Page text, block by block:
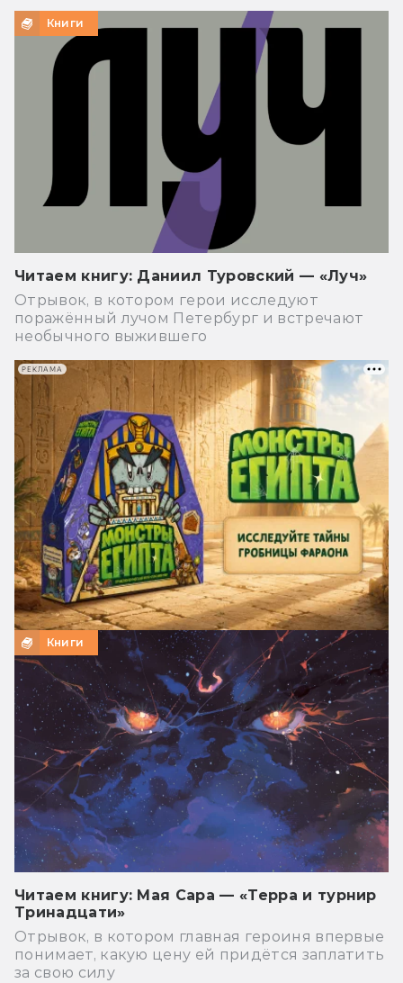
Книги
Читаем книгу: Даниил Туровский — «Луч»
Отрывок, в котором герои исследуют
поражённый лучом Петербург и встречают
необычного выжившего
Книги
Читаем книгу: Мая Сара — «Терра и турнир
Тринадцати»
Отрывок, в котором главная героиня впервые
понимает, какую цену ей придётся заплатить
за свою силу
РЕКЛАМА